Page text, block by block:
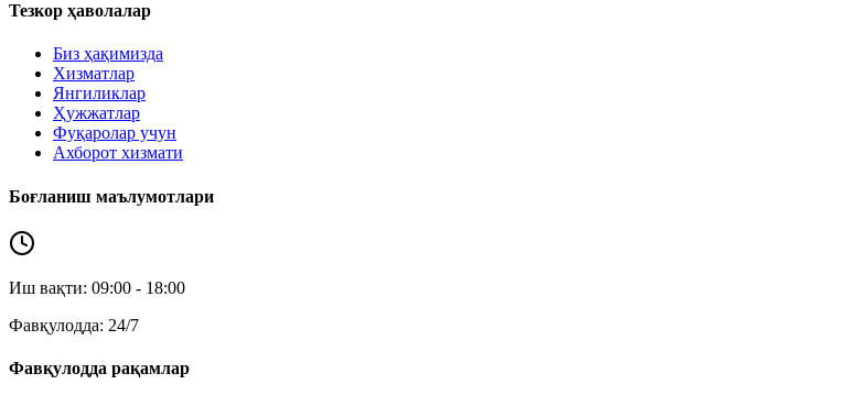
Тезкор ҳаволалар
Биз ҳақимизда
Хизматлар
Янгиликлар
Ҳужжатлар
Фуқаролар учун
Ахборот хизмати
Боғланиш маълумотлари
Иш вақти: 09:00 - 18:00
Фавқулодда: 24/7
Фавқулодда рақамлар